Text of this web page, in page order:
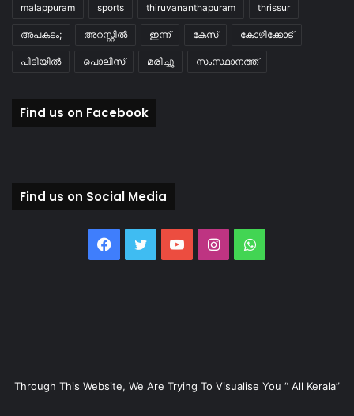
malappuram sports thiruvananthapuram thrissur
അപകടം; അറസ്റ്റിൽ ഇന്ന് കേസ് കോഴിക്കോട്
പിടിയിൽ പൊലീസ് മരിച്ചു സംസ്ഥാനത്ത്
Find us on Facebook
Find us on Social Media
Facebook
TwitterYouTubeInstagramWhatsApp
Through This Website, We Are Trying To Visualise You “ All Kerala”